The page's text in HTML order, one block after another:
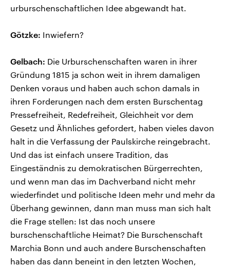
urburschenschaftlichen Idee abgewandt hat.
Götzke: Inwiefern?
Gelbach: Die Urburschenschaften waren in ihrer
Gründung 1815 ja schon weit in ihrem damaligen
Denken voraus und haben auch schon damals in
ihren Forderungen nach dem ersten Burschentag
Pressefreiheit, Redefreiheit, Gleichheit vor dem
Gesetz und Ähnliches gefordert, haben vieles davon
halt in die Verfassung der Paulskirche reingebracht.
Und das ist einfach unsere Tradition, das
Eingeständnis zu demokratischen Bürgerrechten,
und wenn man das im Dachverband nicht mehr
wiederfindet und politische Ideen mehr und mehr da
Überhang gewinnen, dann man muss man sich halt
die Frage stellen: Ist das noch unsere
burschenschaftliche Heimat? Die Burschenschaft
Marchia Bonn und auch andere Burschenschaften
haben das dann beneint in den letzten Wochen,